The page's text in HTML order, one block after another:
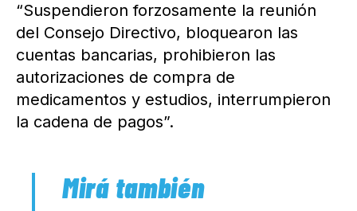
“Suspendieron forzosamente la reunión
del Consejo Directivo, bloquearon las
cuentas bancarias, prohibieron las
autorizaciones de compra de
medicamentos y estudios, interrumpieron
la cadena de pagos”.